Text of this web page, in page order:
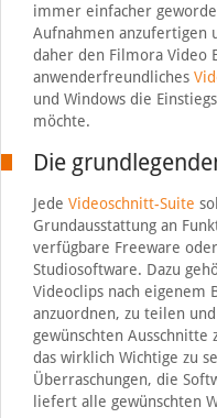
immer einfacher
Aufnahmen anzufertigen
daher den Filmora Video
anwenderfreundliches
und Windows die
möchte.
Die
Jede Videoschnitt-Suite
Grundausstattung an
verfügbare Freeware
Studiosoftware. Dazu
Videoclips nach eigenem
anzuordnen, zu teilen
gewünschten Ausschnitte
das wirklich Wichtige zu
Überraschungen, die
liefert alle gewünschten